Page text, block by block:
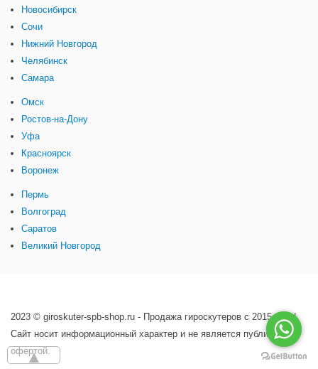
Новосибирск
Сочи
Нижний Новгород
Челябинск
Самара
Омск
Ростов-на-Дону
Уфа
Красноярск
Воронеж
Пермь
Волгоград
Саратов
Великий Новгород
2023 © giroskuter-spb-shop.ru - Продажа гироскутеров с 2015 года!
Сайт носит информационный характер и не является публичной
офертой.
▲